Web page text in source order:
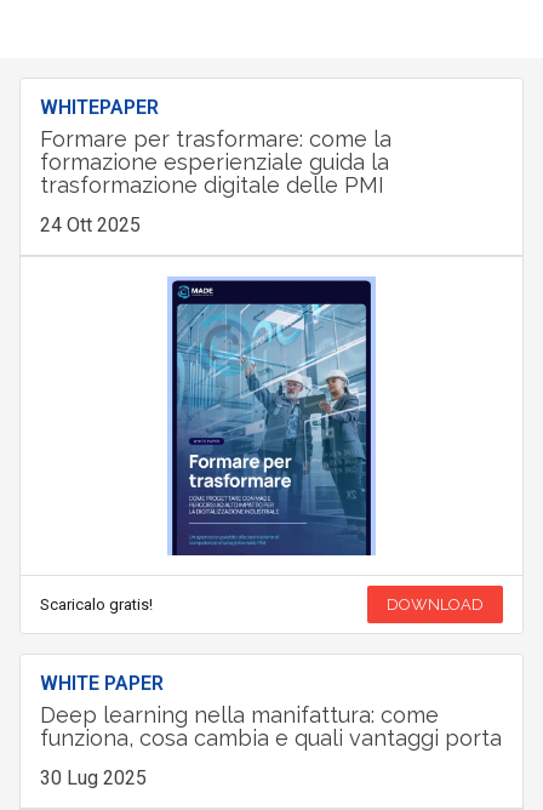
WHITEPAPER
Formare per trasformare: come la
formazione esperienziale guida la
trasformazione digitale delle PMI
24 Ott 2025
Scaricalo gratis! DOWNLOAD
WHITE PAPER
Deep learning nella manifattura: come
funziona, cosa cambia e quali vantaggi porta
30 Lug 2025